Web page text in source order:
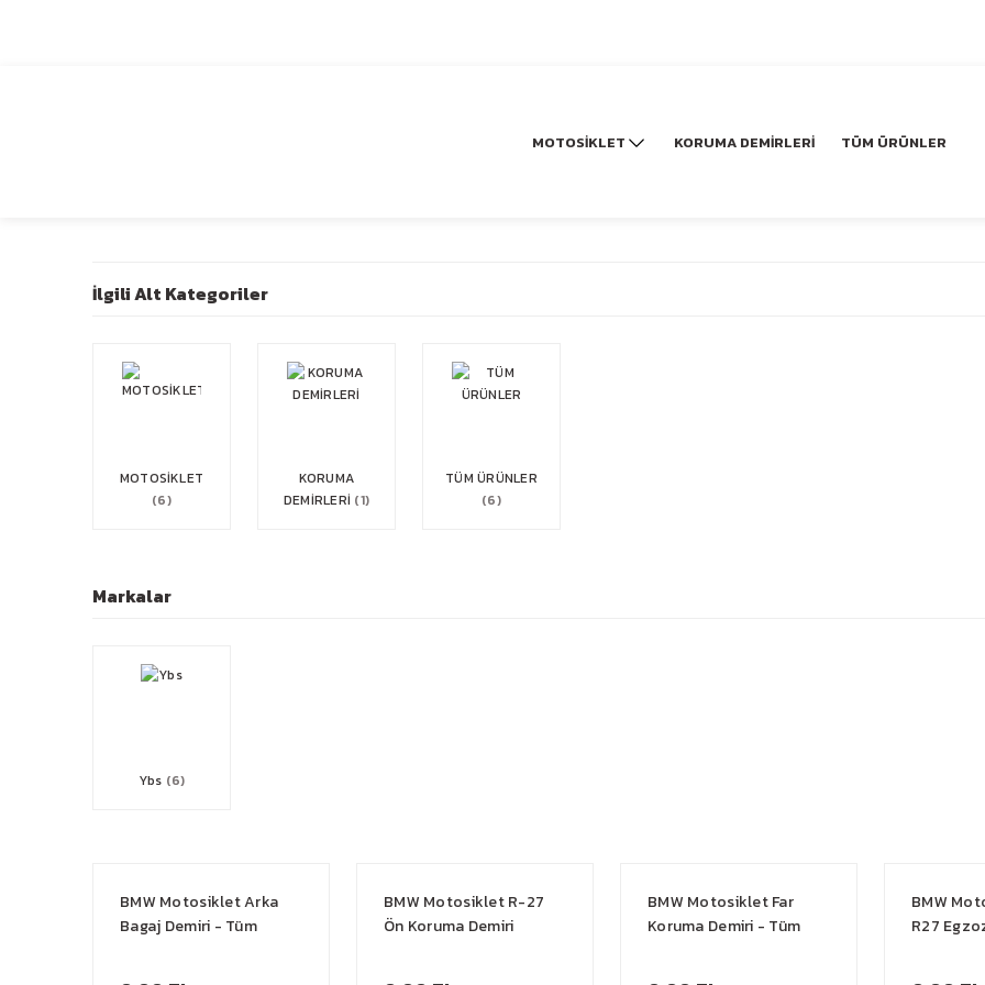
MOTOSİKLET KORUMA DEMİRLERİ TÜM ÜRÜNLER
İlgili Alt Kategoriler
MOTOSİKLET
(6)
KORUMA
DEMİRLERİ (1)
TÜM ÜRÜNLER
(6)
Markalar
Ybs (6)
BMW Motosiklet Arka
Bagaj Demiri - Tüm
BMW Motosiklet R-27
Ön Koruma Demiri
BMW Motosiklet Far
Koruma Demiri - Tüm
BMW
R27